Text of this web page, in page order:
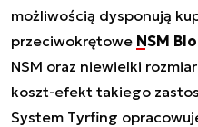
możliwością dysponują
przeciwokrętowe NSM
NSM oraz niewielki
koszt-efekt takiego
System Tyrfing